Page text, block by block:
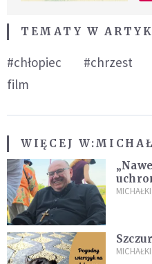
TEMATY W
#chłopiec #chrzest
film
WIĘCEJ W:
MICHAŁKI
MICHAŁKI